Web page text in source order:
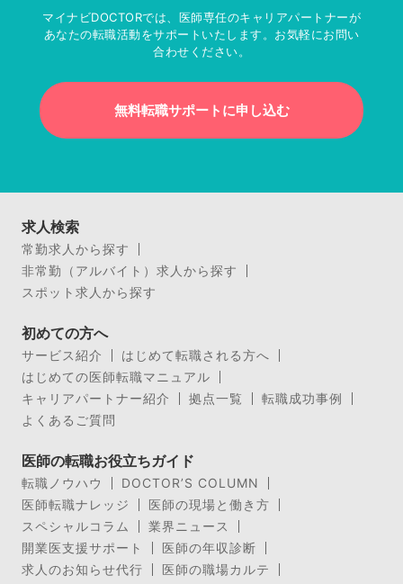
マイナビDOCTORでは、医師専任のキャリアパートナーが
あなたの転職活動をサポートいたします。お気軽にお問い
合わせください。
無料転職サポートに申し込む
求人検索
常勤求人から探す
非常勤（アルバイト）求人から探す
スポット求人から探す
初めての方へ
サービス紹介
はじめて転職される方へ
はじめての医師転職マニュアル
キャリアパートナー紹介
拠点一覧
転職成功事例
よくあるご質問
医師の転職お役立ちガイド
転職ノウハウ
DOCTOR’S COLUMN
医師転職ナレッジ
医師の現場と働き方
スペシャルコラム
業界ニュース
開業医支援サポート
医師の年収診断
求人のお知らせ代行
医師の職場カルテ